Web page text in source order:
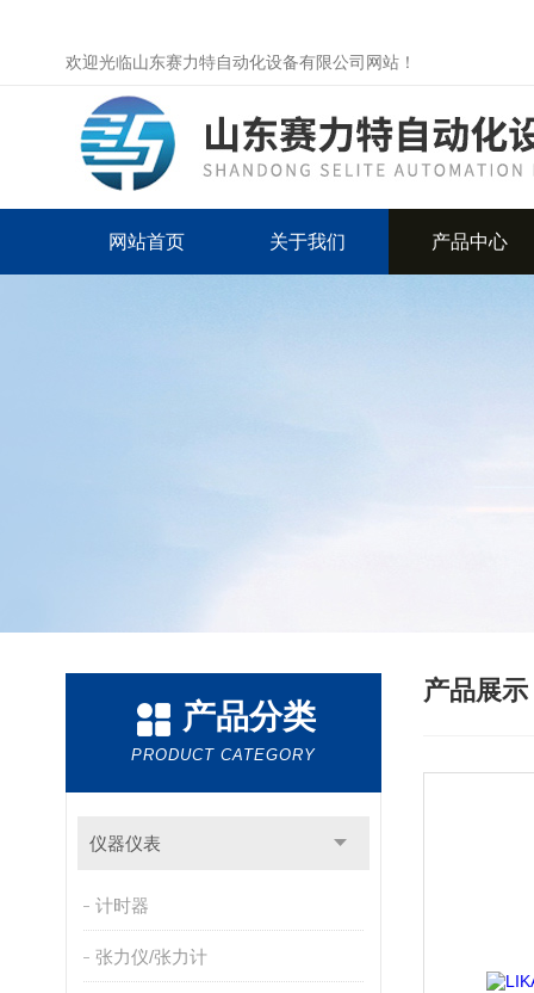
欢迎光临山东赛力特自动化设备有限公司网站！
网站首页 关于我们 产品中心
产品分类
PRODUCT CATEGORY
仪器仪表
计时器
张力仪/张力计
产品展示